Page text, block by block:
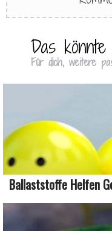
Das
Für dich, weitere
Ballaststoffe Helfen